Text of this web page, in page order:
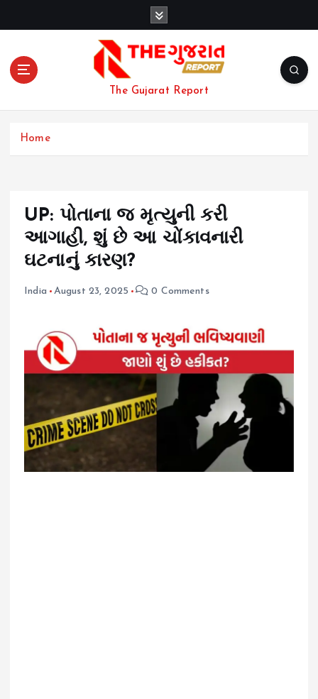
The Gujarat Report
Home
UP: પોતાના જ મૃત્યુની કરી
આગાહી, શું છે આ ચોંકાવનારી
ઘટનાનું કારણ?
India August 23, 2025 0 Comments